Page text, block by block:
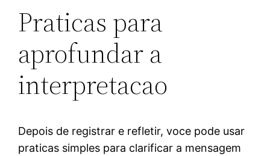
Praticas para
aprofundar a
interpretacao
Depois de registrar e refletir, voce pode usar
praticas simples para clarificar a mensagem